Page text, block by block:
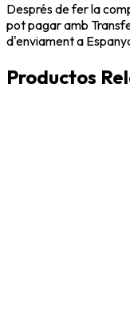
Després de fer la
pot pagar amb
d'enviament a
Productos